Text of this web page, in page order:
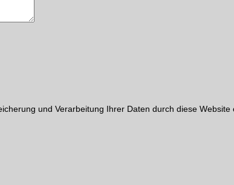
und Verarbeitung Ihrer Daten durch diese